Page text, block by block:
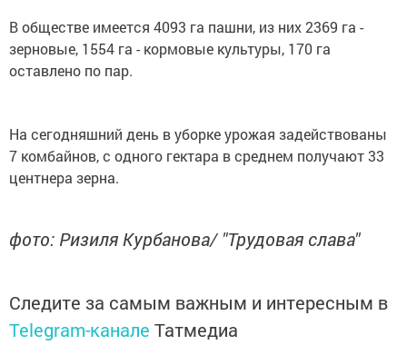
В обществе имеется 4093 га пашни, из них 2369 га -
зерновые, 1554 га - кормовые культуры, 170 га
оставлено по пар.
На сегодняшний день в уборке урожая задействованы
7 комбайнов, с одного гектара в среднем получают 33
центнера зерна.
фото: Ризиля Курбанова/ "Трудовая слава"
Следите за самым важным и интересным в
Telegram-канале Татмедиа